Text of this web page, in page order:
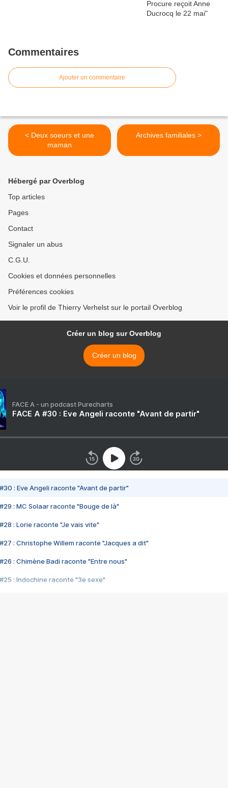
Commentaires
Ajouter un commentaire
< Deux soeurs et une
maman
Archives familiales >
Hébergé par Overblog
Top articles
Pages
Contact
Signaler un abus
C.G.U.
Cookies et données personnelles
Préférences cookies
Voir le profil de Thierry Verhelst sur le portail Overblog
Créer un blog sur Overblog
Créer un blog
FACE A - un podcast Purecharts
FACE A #30 : Eve Angeli raconte "Avant de partir"
#30 : Eve Angeli raconte "Avant de partir"
#29 : MC Solaar raconte "Bouge de là"
#28 : Lorie raconte "Je vais vite"
#27 : Christophe Willem raconte "Jacques a dit"
#26 : Chimène Badi raconte "Entre nous"
#25 : Indochine raconte "3e sexe"